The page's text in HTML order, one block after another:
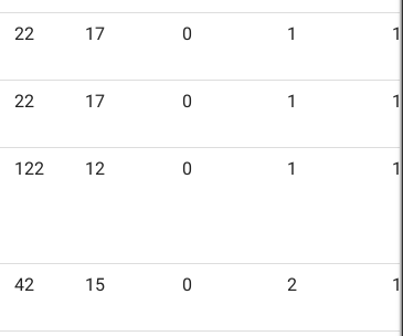
22 17 0 1 17
22 17 0 1 17
122 12 0 1 12
42 15 0 2 14